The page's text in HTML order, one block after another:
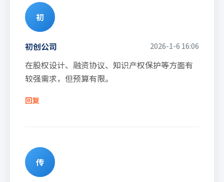
初
初创公司 2026-1-6 16:06
在股权设计、融资协议、知识产权保护等方面有
较强需求，但预算有限。
回复
传